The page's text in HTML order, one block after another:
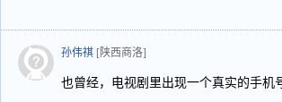
孙伟祺 [陕西商洛]
也曾经，电视剧里出现一个真实的手机